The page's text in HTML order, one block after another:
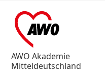
AWO Akademie
Mitteldeutschland